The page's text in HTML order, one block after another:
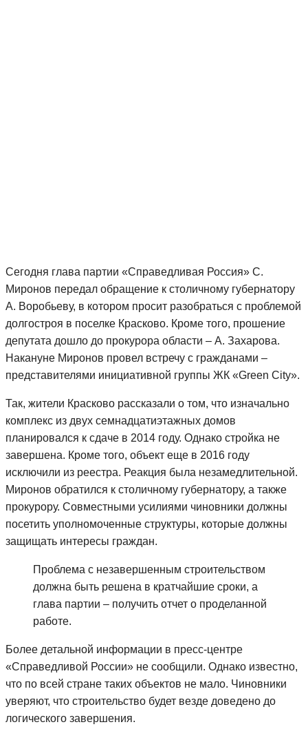
Сегодня глава партии «Справедливая Россия» С.
Миронов передал обращение к столичному губернатору
А. Воробьеву, в котором просит разобраться с проблемой
долгостроя в поселке Красково. Кроме того, прошение
депутата дошло до прокурора области – А. Захарова.
Накануне Миронов провел встречу с гражданами –
представителями инициативной группы ЖК «Green City».
Так, жители Красково рассказали о том, что изначально
комплекс из двух семнадцатиэтажных домов
планировался к сдаче в 2014 году. Однако стройка не
завершена. Кроме того, объект еще в 2016 году
исключили из реестра. Реакция была незамедлительной.
Миронов обратился к столичному губернатору, а также
прокурору. Совместными усилиями чиновники должны
посетить уполномоченные структуры, которые должны
защищать интересы граждан.
Проблема с незавершенным строительством
должна быть решена в кратчайшие сроки, а
глава партии – получить отчет о проделанной
работе.
Более детальной информации в пресс-центре
«Справедливой России» не сообщили. Однако известно,
что по всей стране таких объектов не мало. Чиновники
уверяют, что строительство будет везде доведено до
логического завершения.